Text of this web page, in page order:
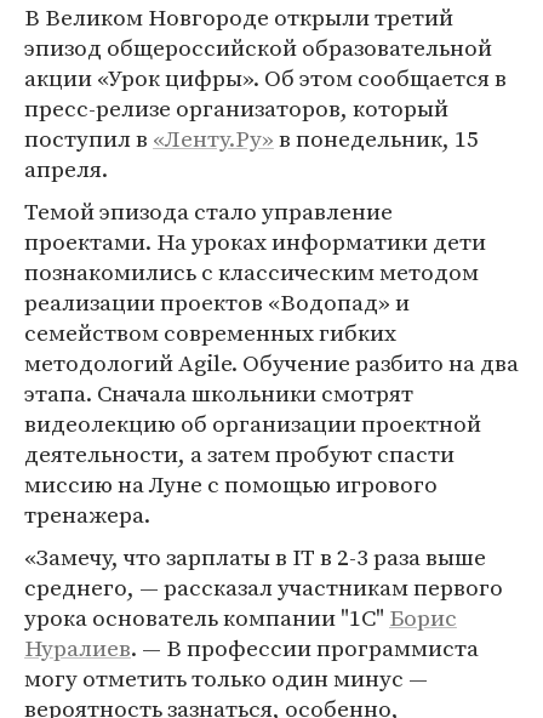
В Великом Новгороде открыли третий
эпизод общероссийской образовательной
акции «Урок цифры». Об этом сообщается в
пресс-релизе организаторов, который
поступил в «Ленту.Ру»в понедельник, 15
апреля.
Темой эпизода стало управление
проектами. На уроках информатики дети
познакомились с классическим методом
реализации проектов «Водопад» и
семейством современных гибких
методологий Agile. Обучение разбито на два
этапа. Сначала школьники смотрят
видеолекцию об организации проектной
деятельности, а затем пробуют спасти
миссию на Луне с помощью игрового
тренажера.
«Замечу, что зарплаты в IT в 2-3 раза выше
среднего, — рассказал участникам первого
урока основатель компании "1С" Борис
Нуралиев. — В профессии программиста
могу отметить только один минус —
вероятность зазнаться, особенно,